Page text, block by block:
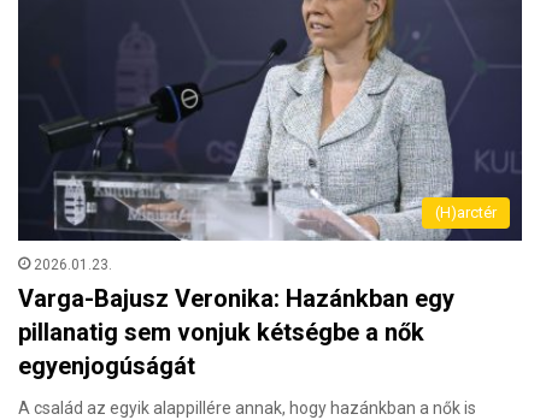
(H)arctér
2026.01.23.
Varga-Bajusz Veronika: Hazánkban egy
pillanatig sem vonjuk kétségbe a nők
egyenjogúságát
A család az egyik alappillére annak, hogy hazánkban a nők is